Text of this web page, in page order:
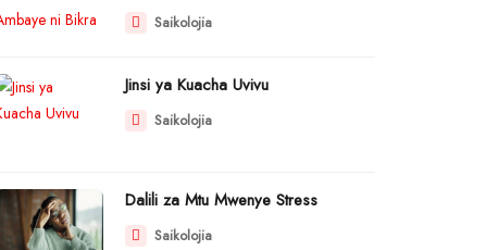
Saikolojia
Jinsi ya Kuacha Uvivu
Saikolojia
Dalili za Mtu Mwenye Stress
Saikolojia